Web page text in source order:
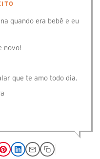
quando era bebê e eu
novo!
que te amo todo dia.